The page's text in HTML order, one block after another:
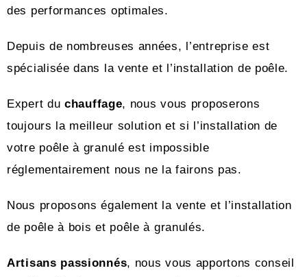
des performances optimales.
Depuis de nombreuses années, l’entreprise est
spécialisée dans la vente et l’installation de poêle.
Expert du chauffage, nous vous proposerons
toujours la meilleur solution et si l’installation de
votre poêle à granulé est impossible
réglementairement nous ne la fairons pas.
Nous proposons également la vente et l’installation
de poêle à bois et poêle à granulés.
Artisans passionnés, nous vous apportons conseil